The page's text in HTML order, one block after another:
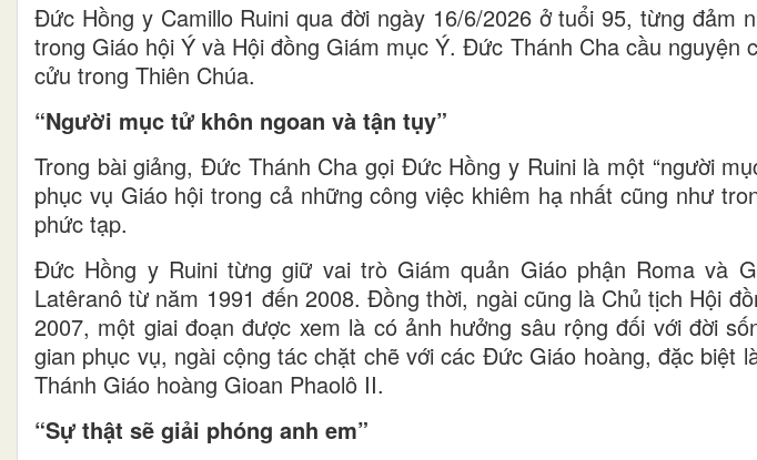
Đức Hồng y Camillo Ruini qua đời ngày 16/6/2026 ở tuổi 95, từng đảm
trong Giáo hội Ý và Hội đồng Giám mục Ý. Đức Thánh Cha cầu nguyện
cửu trong Thiên Chúa.
“Người mục tử khôn ngoan và tận tụy”
Trong bài giảng, Đức Thánh Cha gọi Đức Hồng y Ruini là một “người
phục vụ Giáo hội trong cả những công việc khiêm hạ nhất cũng như
phức tạp.
Đức Hồng y Ruini từng giữ vai trò Giám quản Giáo phận Roma và
Latêranô từ năm 1991 đến 2008. Đồng thời, ngài cũng là Chủ tịch Hội
2007, một giai đoạn được xem là có ảnh hưởng sâu rộng đối với đời
gian phục vụ, ngài cộng tác chặt chẽ với các Đức Giáo hoàng, đặc biệt
Thánh Giáo hoàng Gioan Phaolô II.
“Sự thật sẽ giải phóng anh em”